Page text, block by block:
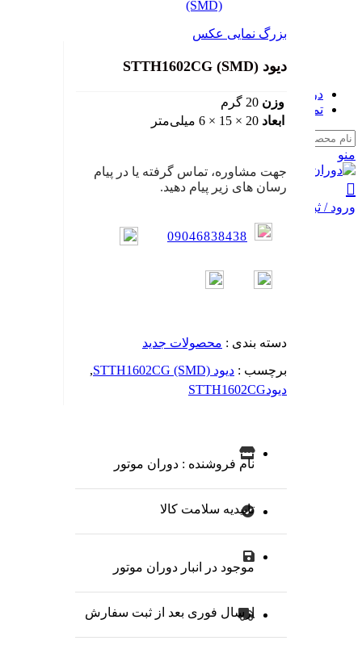
موتور ژنراتور
نگهداری الکتروموتور
سایر الکتروموتور
درباره ما
تماس با ما
منو
ورود / ثبت نام
بزرگ نمایی عکس
دیود STTH1602CG (SMD)
وزن 20 گرم
ابعاد 20 × 15 × 6 میلی‌متر
جهت مشاوره، تماس گرفته یا در پیام
رسان های زیر پیام دهید.
09046838438
دسته بندی : محصولات جدید
برچسب : دیود STTH1602CG (SMD)
,
دیودSTTH1602CG
نام فروشنده : دوران موتور
تاییدیه سلامت کالا
موجود در انبار دوران موتور
ارسال فوری بعد از ثبت سفارش